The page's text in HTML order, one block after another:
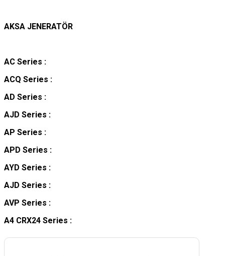
AKSA JENERATÖR
AC Series :
ACQ Series :
AD Series :
AJD Series :
AP Series :
APD Series :
AYD Series :
AJD Series :
AVP Series :
A4 CRX24 Series :